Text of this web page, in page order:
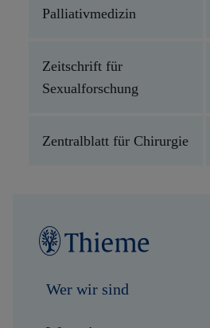
Palliativmedizin
Zeitschrift für
Sexualforschung
Zentralblatt für Chirurgie
Wer wir sind